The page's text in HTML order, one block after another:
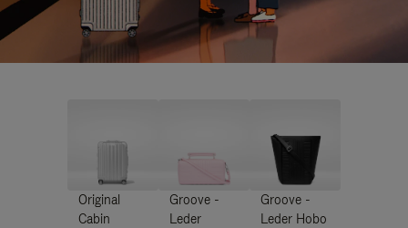
Original
Cabin
Groove -
Leder
Groove -
Leder Hobo